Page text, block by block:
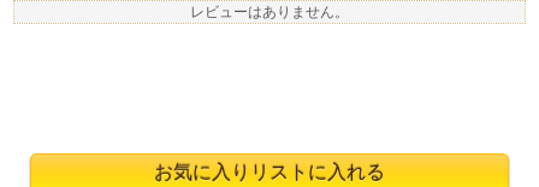
レビューはありません。